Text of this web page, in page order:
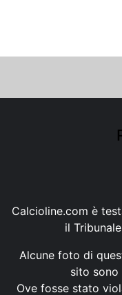
Calcioline.com è
il
Alcune foto di
sito sono
Ove fosse stato